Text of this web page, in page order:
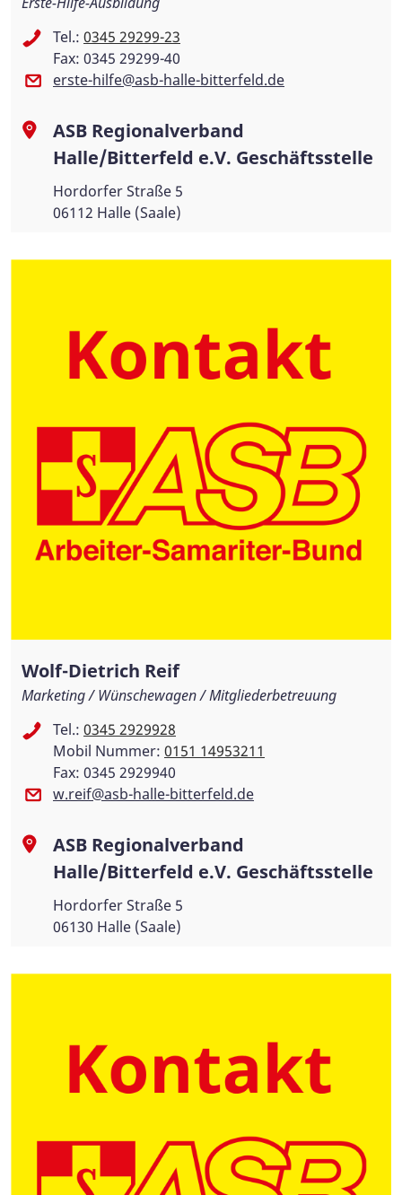
Tel.: 0345 29299-23
Fax: 0345 29299-40
erste-hilfe@asb-halle-bitterfeld.de
ASB Regionalverband
Halle/Bitterfeld e.V. Geschäftsstelle
Hordorfer Straße 5
06112 Halle (Saale)
Wolf-Dietrich Reif
Marketing / Wünschewagen / Mitgliederbetreuung
Tel.: 0345 2929928
Mobil Nummer: 0151 14953211
Fax: 0345 2929940
w.reif@asb-halle-bitterfeld.de
ASB Regionalverband
Halle/Bitterfeld e.V. Geschäftsstelle
Hordorfer Straße 5
06130 Halle (Saale)